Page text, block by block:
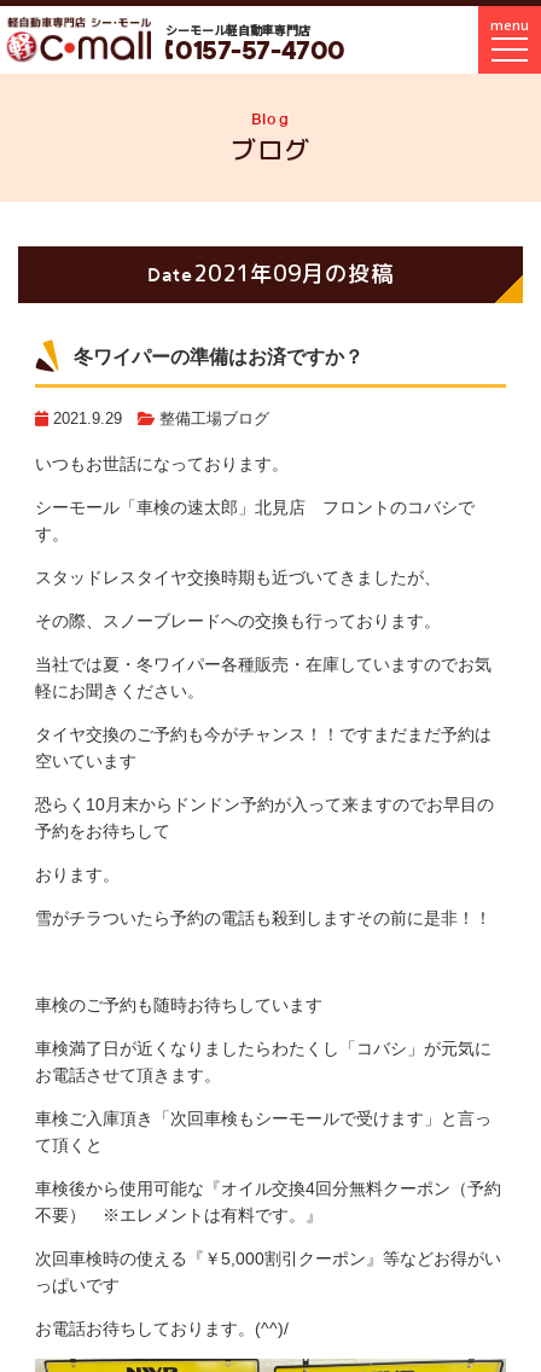
シーモール軽自動車専門店
0157-57-4700
menu
Blog
ブログ
Date2021年09月の投稿
冬ワイパーの準備はお済ですか？
2021.9.29 整備工場ブログ
いつもお世話になっております。
シーモール「車検の速太郎」北見店 フロントのコバシで
す。
スタッドレスタイヤ交換時期も近づいてきましたが、
その際、スノーブレードへの交換も行っております。
当社では夏・冬ワイパー各種販売・在庫していますのでお気
軽にお聞きください。
タイヤ交換のご予約も今がチャンス！！です まだまだ予約は
空いています
恐らく10月末からドンドン予約が入って来ますのでお早目の
予約をお待ちして
おります。
雪がチラついたら予約の電話も殺到しますその前に是非！！
車検のご予約も随時お待ちしています
車検満了日が近くなりましたらわたくし「コバシ」が元気に
お電話させて頂きます。
車検ご入庫頂き「次回車検もシーモールで受けます 」と言っ
て頂くと
車検後から使用可能な『オイル交換4回分無料クーポン（予約
不要） ※エレメントは有料です。』
次回車検時の使える『￥5,000割引クーポン』等などお得がい
っぱいです
お電話お待ちしております。(^^)/